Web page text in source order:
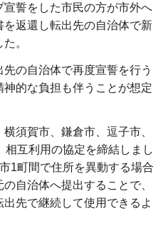
誓をした市民の方が市外へ
返還し転出先の自治体で新
。
の自治体で再度宣誓を行う
的な負担も伴うことが想定
須賀市、鎌倉市、逗子市、
互利用の協定を締結しまし
1町間で住所を異動する場合
自治体へ提出することで、
先で継続して使用できるよ